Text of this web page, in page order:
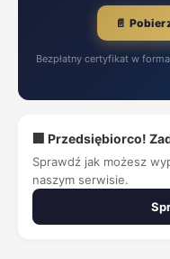
📄
Bezpłatny certyfikat w
🏢 Przedsiębiorco!
Sprawdź jak możesz
naszym serwisie.